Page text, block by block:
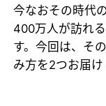
今なおその時代
400万人が訪れ
す。今回は、そ
み方を2つお届け